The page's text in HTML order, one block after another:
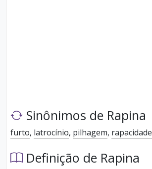
Sinônimos de Rapina
furto, latrocínio, pilhagem, rapacidade
Definição de Rapina